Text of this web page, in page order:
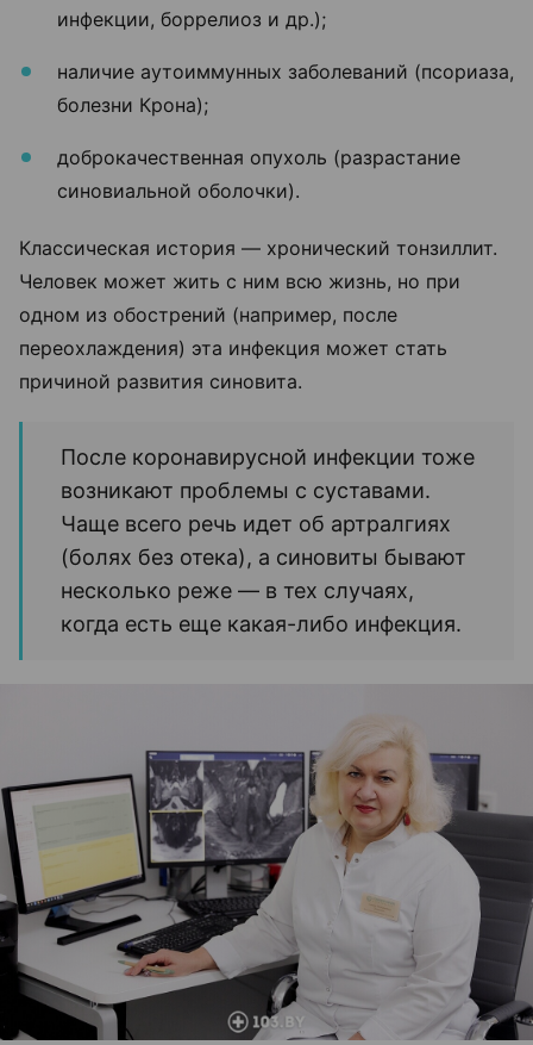
инфекции, боррелиоз и др.);
наличие аутоиммунных заболеваний (псориаза,
болезни Крона);
доброкачественная опухоль (разрастание
синовиальной оболочки).
Классическая история — хронический тонзиллит.
Человек может жить с ним всю жизнь, но при
одном из обострений (например, после
переохлаждения) эта инфекция может стать
причиной развития синовита.
После коронавирусной инфекции тоже
возникают проблемы с суставами.
Чаще всего речь идет об артралгиях
(болях без отека), а синовиты бывают
несколько реже — в тех случаях,
когда есть еще какая-либо инфекция.